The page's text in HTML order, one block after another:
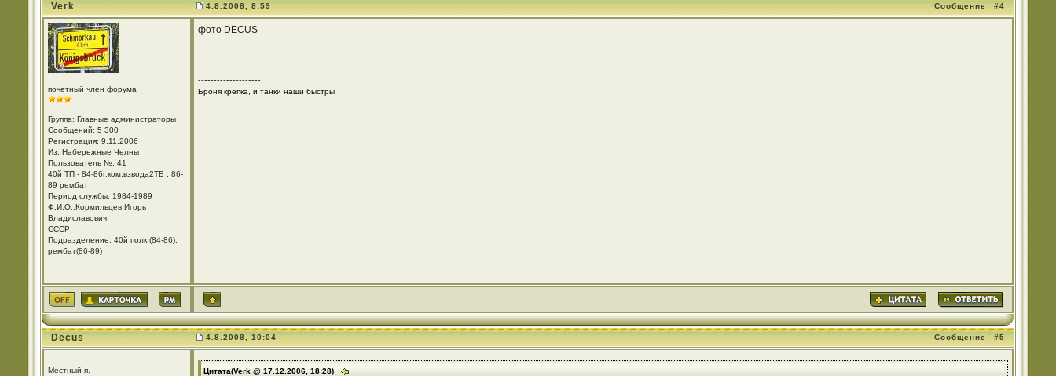
Verk 4.8.2008, 8:59 Сообщение #4
почетный член форума
Группа: Главные администраторы
Сообщений: 5 300
Регистрация: 9.11.2006
Из: Набережные Челны
Пользователь №: 41
40й ТП - 84-86г,ком,взвода2ТБ , 86-
89 рембат
Период службы: 1984-1989
Ф.И.О.:Кормильцев Игорь
Владиславович
СССР
Подразделение: 40й полк (84-86),
рембат(86-89)
фото DECUS
--------------------
Броня крепка, и танки наши быстры
Decus 4.8.2008, 10:04 Сообщение #5
Местный я. Цитата(Verk @ 17.12.2006, 18:28)